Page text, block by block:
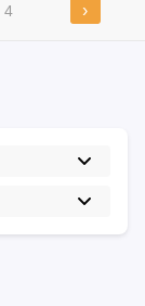
4 ›